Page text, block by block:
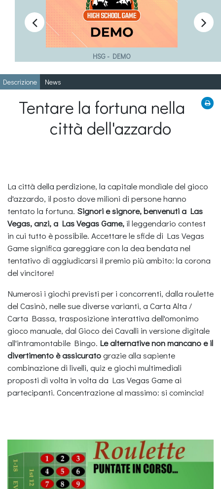
HSG - DEMO
 
Descrizione News
Tentare la fortuna nella
città dell'azzardo
La città della perdizione, la capitale mondiale del gioco
d'azzardo, il posto dove milioni di persone hanno
tentato la fortuna. Signori e signore, benvenuti a Las
Vegas, anzi, a Las Vegas Game, il leggendario contest
in cui tutto è possibile. Accettare le sfide di Las Vegas
Game significa gareggiare con la dea bendata nel
tentativo di aggiudicarsi il premio più ambito: la corona
del vincitore!
Numerosi i giochi previsti per i concorrenti, dalla roulette
del Casinò, nelle sue diverse varianti, a Carta Alta /
Carta Bassa, trasposizione interattiva dell'omonimo
gioco manuale, dal Gioco dei Cavalli in versione digitale
all'intramontabile Bingo. Le alternative non mancano e il
divertimento è assicuratograzie alla sapiente
combinazione di livelli, quiz e giochi multimediali
proposti di volta in volta da Las Vegas Game ai
partecipanti. Concentrazione al massimo: si comincia!